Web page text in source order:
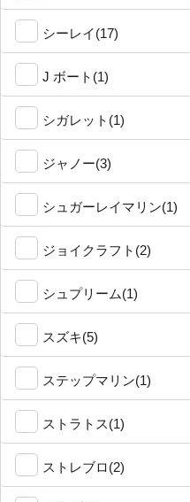
シーレイ(17)
J ボート(1)
シガレット(1)
ジャノー(3)
シュガーレイマリン(1)
ジョイクラフト(2)
シュプリーム(1)
スズキ(5)
ステップマリン(1)
ストラトス(1)
ストレブロ(2)